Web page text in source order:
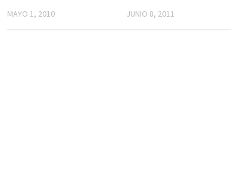
MAYO 1, 2010 JUNIO 8, 2011